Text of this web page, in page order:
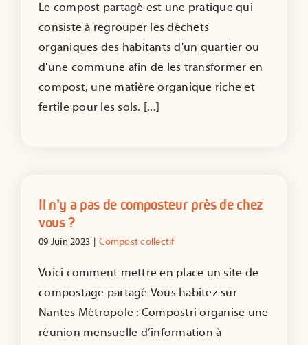
Le compost partagé est une pratique qui
consiste à regrouper les déchets
organiques des habitants d'un quartier ou
d'une commune afin de les transformer en
compost, une matière organique riche et
fertile pour les sols. [...]
Il n’y a pas de composteur près de chez
vous ?
09 Juin 2023 Compost collectif
Voici comment mettre en place un site de
compostage partagé Vous habitez sur
Nantes Métropole : Compostri organise une
réunion mensuelle d’information à